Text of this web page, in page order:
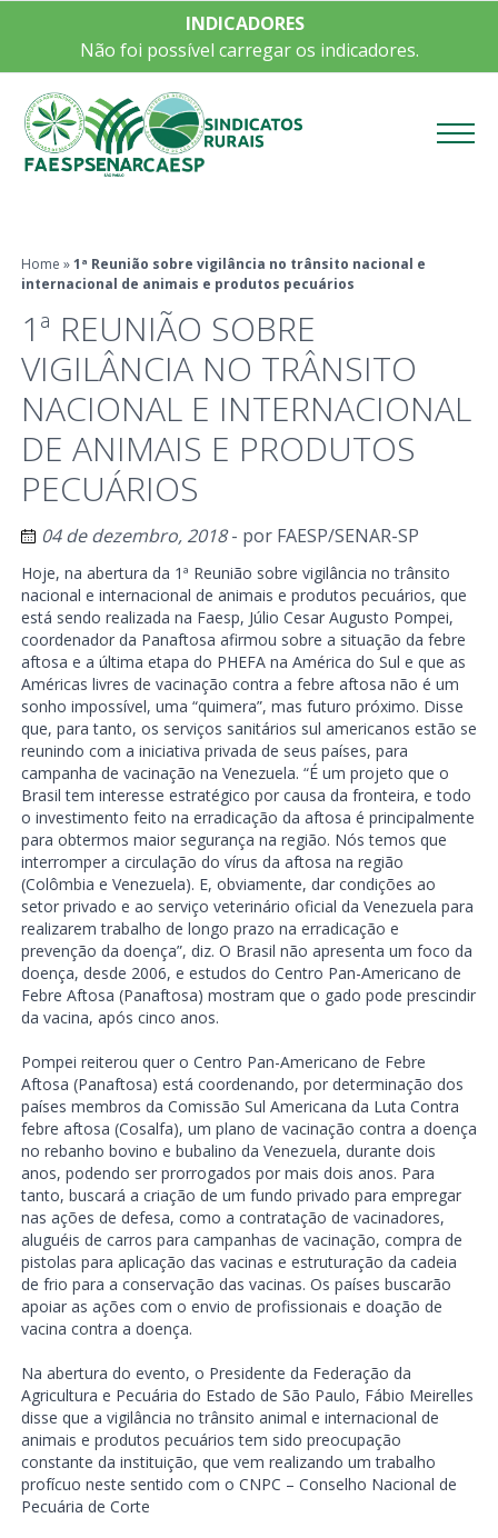
INDICADORES
Não foi possível carregar os indicadores.
Home »1ª Reunião sobre vigilância no trânsito nacional e
internacional de animais e produtos pecuários
1ª REUNIÃO SOBRE
VIGILÂNCIA NO TRÂNSITO
NACIONAL E INTERNACIONAL
DE ANIMAIS E PRODUTOS
PECUÁRIOS
04 de dezembro, 2018- por FAESP/SENAR-SP
Hoje, na abertura da 1ª Reunião sobre vigilância no trânsito
nacional e internacional de animais e produtos pecuários, que
está sendo realizada na Faesp, Júlio Cesar Augusto Pompei,
coordenador da Panaftosa afirmou sobre a situação da febre
aftosa e a última etapa do PHEFA na América do Sul e que as
Américas livres de vacinação contra a febre aftosa não é um
sonho impossível, uma “quimera”, mas futuro próximo. Disse
que, para tanto, os serviços sanitários sul americanos estão se
reunindo com a iniciativa privada de seus países, para
campanha de vacinação na Venezuela. “É um projeto que o
Brasil tem interesse estratégico por causa da fronteira, e todo
o investimento feito na erradicação da aftosa é principalmente
para obtermos maior segurança na região. Nós temos que
interromper a circulação do vírus da aftosa na região
(Colômbia e Venezuela). E, obviamente, dar condições ao
setor privado e ao serviço veterinário oficial da Venezuela para
realizarem trabalho de longo prazo na erradicação e
prevenção da doença”, diz. O Brasil não apresenta um foco da
doença, desde 2006, e estudos do Centro Pan-Americano de
Febre Aftosa (Panaftosa) mostram que o gado pode prescindir
da vacina, após cinco anos.
Pompei reiterou quer o Centro Pan-Americano de Febre
Aftosa (Panaftosa) está coordenando, por determinação dos
países membros da Comissão Sul Americana da Luta Contra
febre aftosa (Cosalfa), um plano de vacinação contra a doença
no rebanho bovino e bubalino da Venezuela, durante dois
anos, podendo ser prorrogados por mais dois anos. Para
tanto, buscará a criação de um fundo privado para empregar
nas ações de defesa, como a contratação de vacinadores,
aluguéis de carros para campanhas de vacinação, compra de
pistolas para aplicação das vacinas e estruturação da cadeia
de frio para a conservação das vacinas. Os países buscarão
apoiar as ações com o envio de profissionais e doação de
vacina contra a doença.
Na abertura do evento, o Presidente da Federação da
Agricultura e Pecuária do Estado de São Paulo, Fábio Meirelles
disse que a vigilância no trânsito animal e internacional de
animais e produtos pecuários tem sido preocupação
constante da instituição, que vem realizando um trabalho
profícuo neste sentido com o CNPC – Conselho Nacional de
Pecuária de Corte